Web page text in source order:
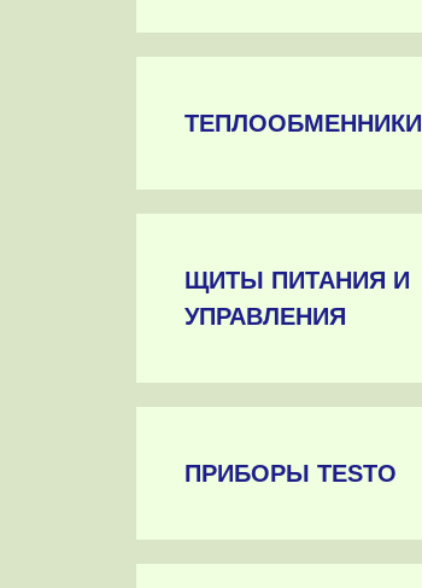
ТЕПЛООБМЕННИКИ
ЩИТЫ ПИТАНИЯ И
УПРАВЛЕНИЯ
ПРИБОРЫ TESTO